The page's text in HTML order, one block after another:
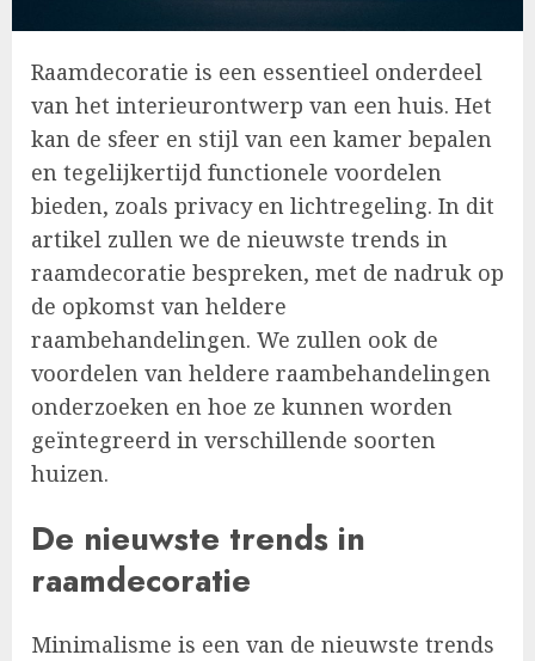
Raamdecoratie is een essentieel onderdeel
van het interieurontwerp van een huis. Het
kan de sfeer en stijl van een kamer bepalen
en tegelijkertijd functionele voordelen
bieden, zoals privacy en lichtregeling. In dit
artikel zullen we de nieuwste trends in
raamdecoratie bespreken, met de nadruk op
de opkomst van heldere
raambehandelingen. We zullen ook de
voordelen van heldere raambehandelingen
onderzoeken en hoe ze kunnen worden
geïntegreerd in verschillende soorten
huizen.
De nieuwste trends in
raamdecoratie
Minimalisme is een van de nieuwste trends